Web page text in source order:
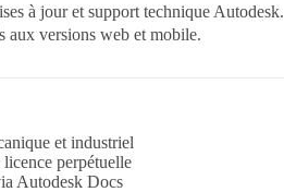
à jour et support technique Autodesk.
aux versions web et mobile.
et industriel
licence perpétuelle
Autodesk Docs